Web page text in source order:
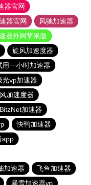
器官网
器官网
风驰加速器
器外网苹果版
旋风加速度器
用一小时加速器
光vp加速器
加速度器
BitzNet加速器
快鸭加速器
app
加速器
飞鱼加速器
暴雪加速器vp